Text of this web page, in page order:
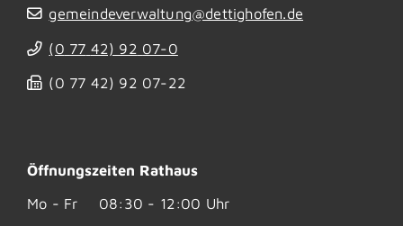
gemeindeverwaltung@dettighofen.de
(0 77 42) 92 07-0
(0 77 42) 92 07-22
Öffnungszeiten Rathaus
Mo - Fr
08:30 - 12:00 Uhr